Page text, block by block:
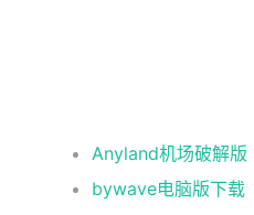
Anyland机场破解版
bywave电脑版下载